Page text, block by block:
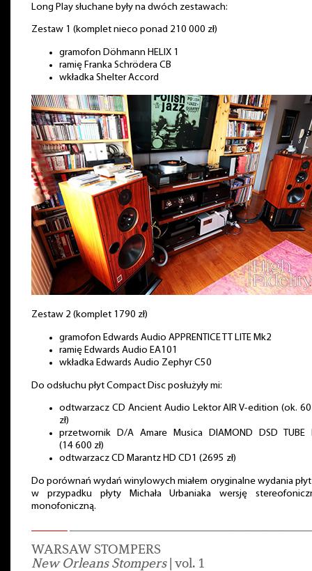
Long Play słuchane były na dwóch zestawach:
Zestaw 1 (komplet nieco ponad 210 000 zł)
gramofon Döhmann HELIX 1
ramię Franka Schrödera CB
wkładka Shelter Accord
Zestaw 2 (komplet 1790 zł)
gramofon Edwards Audio APPRENTICE TT LITE Mk2
ramię Edwards Audio EA101
wkładka Edwards Audio Zephyr C50
Do odsłuchu płyt Compact Disc posłużyły mi:
odtwarzacz CD Ancient Audio Lektor AIR V-edition (ok.
zł)
przetwornik D/A Amare Musica DIAMOND DSD TUBE
(14 600 zł)
odtwarzacz CD Marantz HD CD1 (2695 zł)
Do porównań wydań winylowych miałem oryginalne wydania płyt
w przypadku płyty Michała Urbaniaka wersję
monofoniczną.
WARSAW STOMPERS
New Orleans Stompers| vol. 1